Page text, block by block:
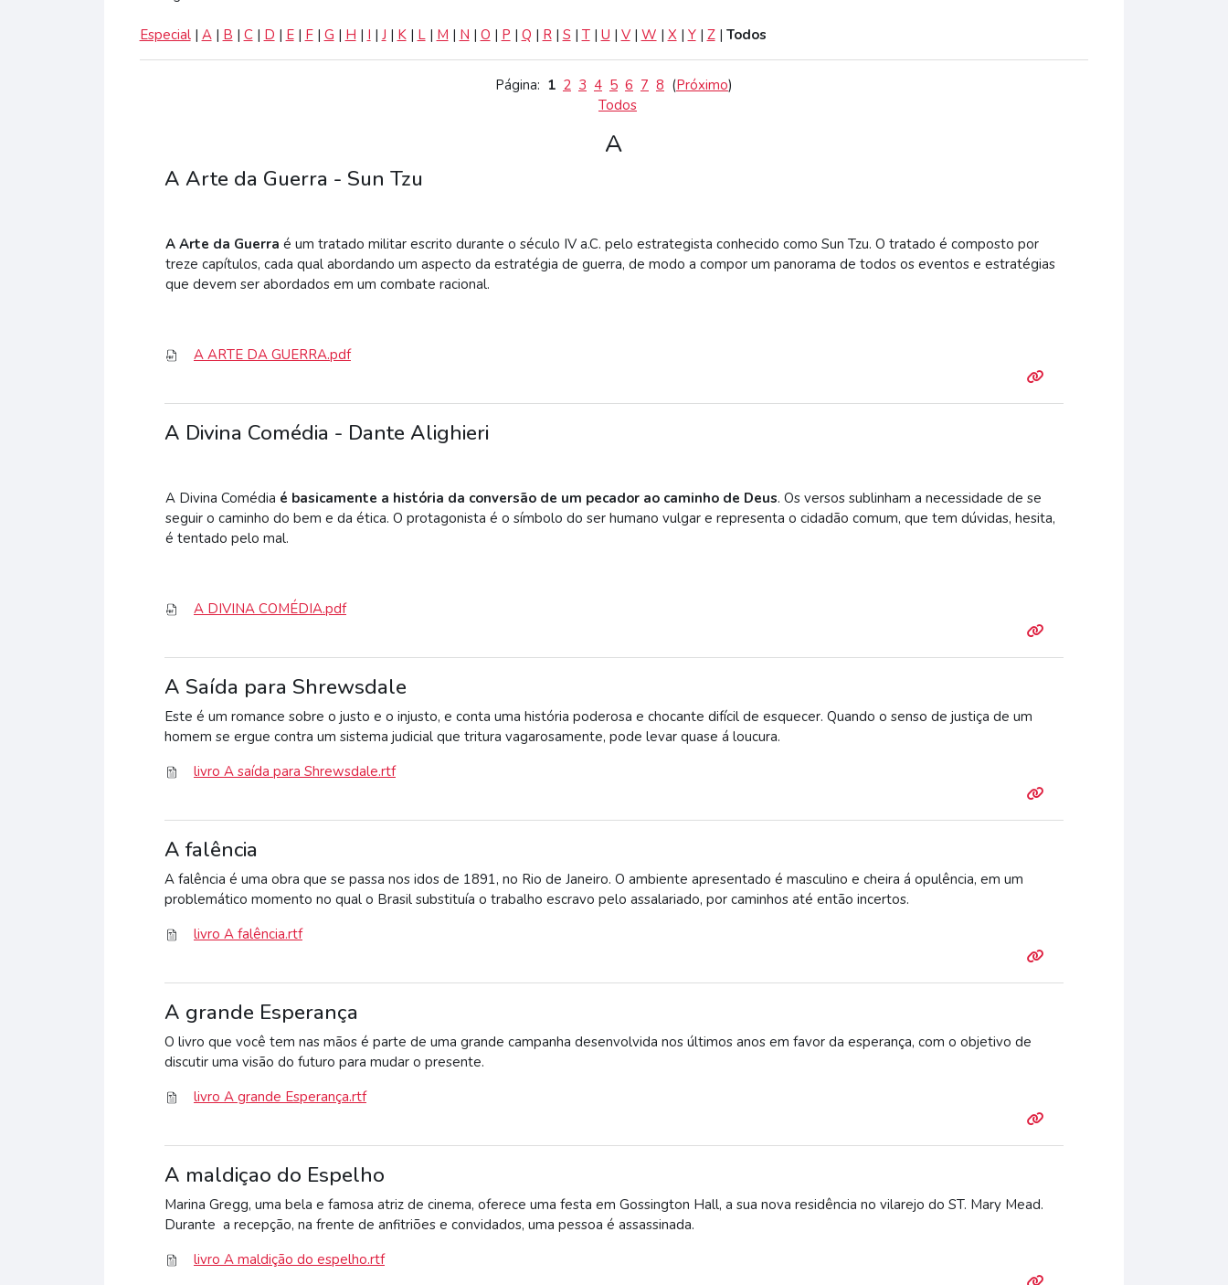
Especial| A| B | C| D | E| F| G | H | I | J | K| L| M | N | O | P | Q | R| S | T| U | V| W | X | Y| Z| Todos
Página: 1 2 3 4 5 6 7 8 (Próximo)
Todos
A
A Arte da Guerra - Sun Tzu
A Arte da Guerra é um tratado militar escrito durante o século IV a.C. pelo estrategista conhecido como Sun Tzu. O tratado é composto por
treze capítulos, cada qual abordando um aspecto da estratégia de guerra, de modo a compor um panorama de todos os eventos e estratégias
que devem ser abordados em um combate racional.
A ARTE DA GUERRA.pdf
A Divina Comédia - Dante Alighieri
A Divina Comédia é basicamente a história da conversão de um pecador ao caminho de Deus. Os versos sublinham a necessidade de se
seguir o caminho do bem e da ética. O protagonista é o símbolo do ser humano vulgar e representa o cidadão comum, que tem dúvidas, hesita,
é tentado pelo mal.
A DIVINA COMÉDIA.pdf
A Saída para Shrewsdale
Este é um romance sobre o justo e o injusto, e conta uma história poderosa e chocante difícil de esquecer. Quando o senso de justiça de um
homem se ergue contra um sistema judicial que tritura vagarosamente, pode levar quase á loucura.
livro A saída para Shrewsdale.rtf
A falência
A falência é uma obra que se passa nos idos de 1891, no Rio de Janeiro. O ambiente apresentado é masculino e cheira á opulência, em um
problemático momento no qual o Brasil substituía o trabalho escravo pelo assalariado, por caminhos até então incertos.
livro A falência.rtf
A grande Esperança
O livro que você tem nas mãos é parte de uma grande campanha desenvolvida nos últimos anos em favor da esperança, com o objetivo de
discutir uma visão do futuro para mudar o presente.
livro A grande Esperança.rtf
A maldiçao do Espelho
Marina Gregg, uma bela e famosa atriz de cinema, oferece uma festa em Gossington Hall, a sua nova residência no vilarejo do ST. Mary Mead.
Durante a recepção, na frente de anfitriões e convidados, uma pessoa é assassinada.
livro A maldição do espelho.rtf